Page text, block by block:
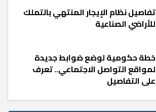
تفاصيل نظام الإيجار المنتهي بالتملك
للأراضي الصناعية
خطة حكومية لوضع ضوابط جديدة
لمواقع التواصل الاجتماعي.. تعرف
على التفاصيل